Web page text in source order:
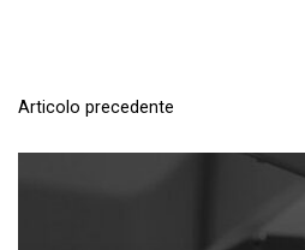
N
a
Articolo precedente